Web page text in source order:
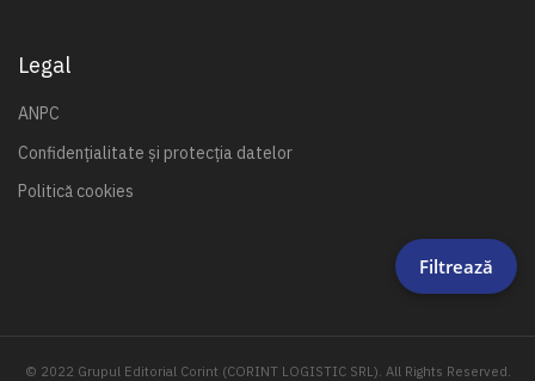
Legal
ANPC
Confidențialitate și protecția datelor
Politică cookies
© 2022 Grupul Editorial Corint (CORINT LOGISTIC SRL). All Rights Reserved.
Filtrează